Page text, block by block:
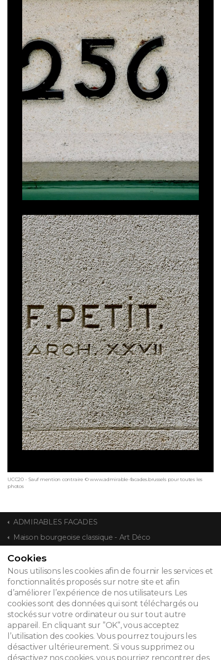
UCC20 - Sauf mention contraire © www.admirable-facades.brussels pour toutes les
photos
ADMIRABLES FACADES
Maison bourgeoise classique - Art Déco
CONTACT
© 2026
Mentions légales
Newsletter
Cookies
Nous utilisons les cookies afin de fournir les services et
fonctionnalités proposés sur notre site et afin
d’améliorer l’expérience de nos utilisateurs. Les
cookies sont des données qui sont téléchargés ou
stockés sur votre ordinateur ou sur tout autre
appareil. En cliquant sur ”OK”, vous acceptez
l’utilisation des cookies. Vous pourrez toujours les
désactiver ultérieurement. Si vous supprimez ou
désactivez nos cookies, vous pourriez rencontrer des